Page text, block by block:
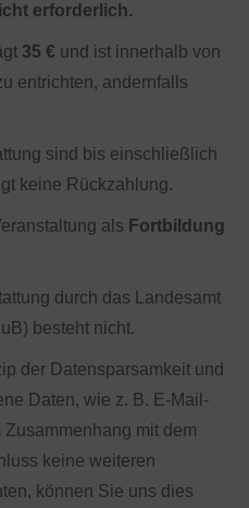
erforderlich.
35 € und ist innerhalb von
entrichten, andernfalls
sind bis einschließlich
keine Rückzahlung.
als Fortbildung
durch das Landesamt
besteht nicht.
der Datensparsamkeit und
Daten, wie z. B. E-Mail-
mit dem
keine weiteren
können Sie uns dies